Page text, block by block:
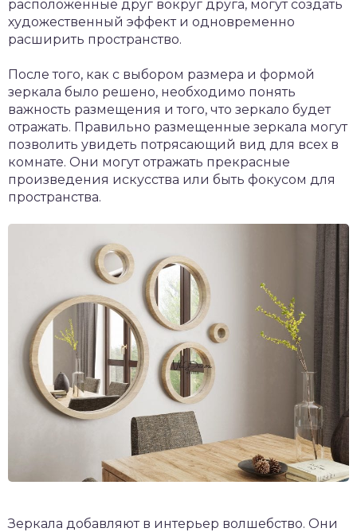
расположенные друг вокруг друга, могут создать
художественный эффект и одновременно
расширить пространство.
После того, как с выбором размера и формой
зеркала было решено, необходимо понять
важность размещения и того, что зеркало будет
отражать. Правильно размещенные зеркала могут
позволить увидеть потрясающий вид для всех в
комнате. Они могут отражать прекрасные
произведения искусства или быть фокусом для
пространства.
Зеркала добавляют в интерьер волшебство. Они